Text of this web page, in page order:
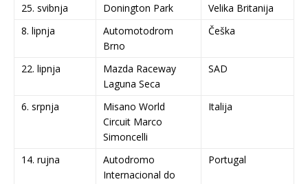
25. svibnja Donington Park
Velika Britanija
8. lipnja
Automotodrom
Brno
Češka
22. lipnja
Mazda Raceway
Laguna Seca
SAD
6. srpnja
Misano World
Circuit Marco
Simoncelli
Italija
14. rujna
Autodromo
Internacional do
Portugal